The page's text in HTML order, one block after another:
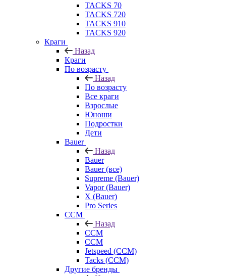
TACKS 70
TACKS 720
TACKS 910
TACKS 920
Краги
Назад
Краги
По возрасту
Назад
По возрасту
Все краги
Взрослые
Юноши
Подростки
Дети
Bauer
Назад
Bauer
Bauer (все)
Supreme (Bauer)
Vapor (Bauer)
X (Bauer)
Pro Series
CCM
Назад
CCM
CCM
Jetspeed (CCM)
Tacks (CCM)
Другие бренды